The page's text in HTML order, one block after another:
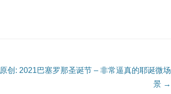
原创: 2021巴塞罗那圣诞节 – 非常逼真的耶诞微场
景 →